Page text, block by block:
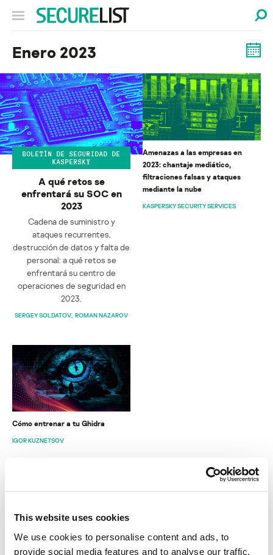
This website uses cookies
We use cookies to personalise content and ads, to
provide social media features and to analyse our traffic.
Enero 2023
BOLETÍN DE SEGURIDAD DE
KASPERSKY
A qué retos se
enfrentará su SOC en
2023
Cadena de suministro y
ataques recurrentes,
destrucción de datos y falta de
personal: a qué retos se
enfrentará su centro de
operaciones de seguridad en
2023.
SERGEY SOLDATOV ROMAN NAZAROV
Amenazas a las empresas en
2023: chantaje mediático,
filtraciones falsas y ataques
mediante la nube
KASPERSKY SECURITY SERVICES
Cómo entrenar a tu Ghidra
IGOR KUZNETSOV
Kaspersky proporciona información sobre la actividad y los TTPs